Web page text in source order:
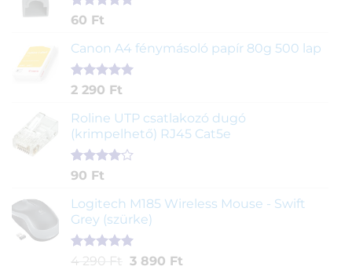
Értékelés
ből,
1
értékelés
alapján
60 Ft
Canon A4 fénymásoló papír 80g 500 lap
Értékelés
ből,
2
értékelés
alapján
2 290 Ft
Roline UTP csatlakozó dugó
(krimpelhető) RJ45 Cat5e
Értékelés
5-ből,
2
értékelés
alapján
90 Ft
Logitech M185 Wireless Mouse - Swift
Grey (szürke)
Értékelés
1
4 290 Ft Original
3 890 FtCurrent